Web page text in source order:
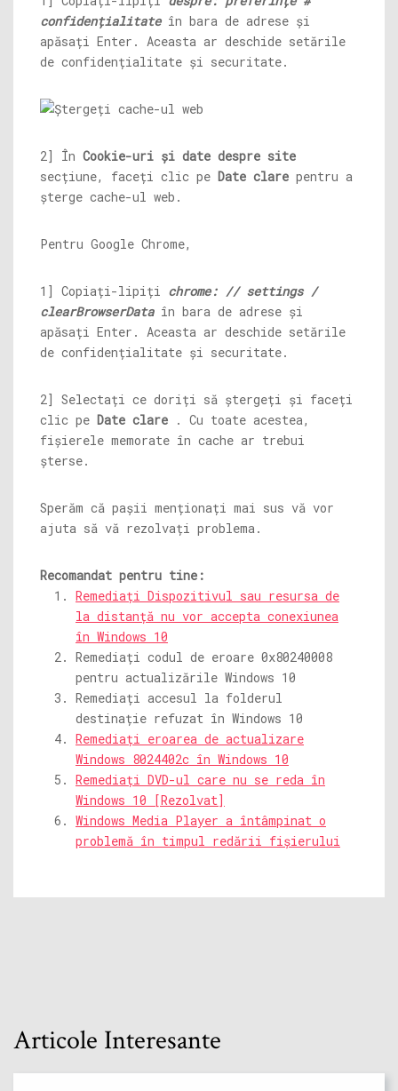
confidențialitate în bara de adrese și
apăsați Enter. Aceasta ar deschide setările
de confidențialitate și securitate.
2] În Cookie-uri și date despre site
secțiune, faceți clic pe Date clare pentru a
șterge cache-ul web.
Pentru Google Chrome,
1] Copiați-lipiți chrome: // settings /
clearBrowserData în bara de adrese și
apăsați Enter. Aceasta ar deschide setările
de confidențialitate și securitate.
2] Selectați ce doriți să ștergeți și faceți
clic pe Date clare . Cu toate acestea,
fișierele memorate în cache ar trebui
șterse.
Sperăm că pașii menționați mai sus vă vor
ajuta să vă rezolvați problema.
Recomandat pentru tine:
Remediați Dispozitivul sau resursa de
la distanță nu vor accepta conexiunea
în Windows 10
Remediați codul de eroare 0x80240008
pentru actualizările Windows 10
Remediați accesul la folderul
destinație refuzat în Windows 10
Remediați eroarea de actualizare
Windows 8024402c în Windows 10
Remediați DVD-ul care nu se reda în
Windows 10 [Rezolvat]
Windows Media Player a întâmpinat o
problemă în timpul redării fișierului
Articole Interesante